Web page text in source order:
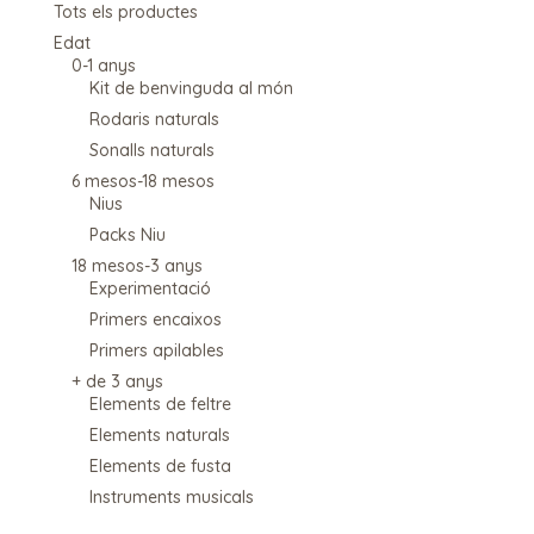
Tots els productes
Edat
0-1 anys
Kit de benvinguda al món
Rodaris naturals
Sonalls naturals
6 mesos-18 mesos
Nius
Packs Niu
18 mesos-3 anys
Experimentació
Primers encaixos
Primers apilables
+ de 3 anys
Elements de feltre
Elements naturals
Elements de fusta
Instruments musicals